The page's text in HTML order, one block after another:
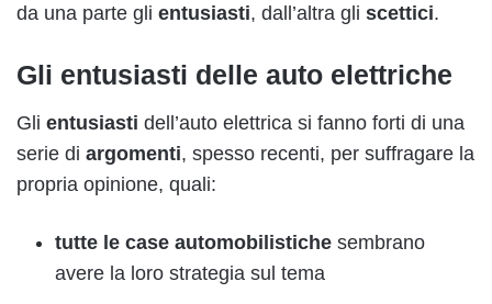
da una parte gli entusiasti, dall’altra gli scettici.
Gli entusiasti delle auto elettriche
Gli entusiasti dell’auto elettrica si fanno forti di una
serie di argomenti, spesso recenti, per suffragare la
propria opinione, quali:
tutte le case automobilistiche sembrano
avere la loro strategia sul tema